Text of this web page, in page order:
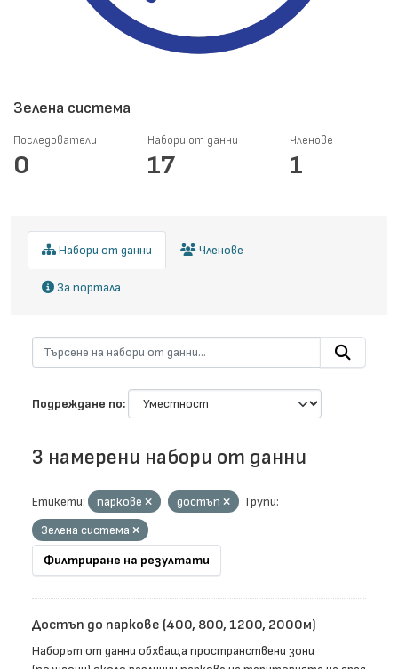
Зелена система
Последователи
0
Набори от данни
17
Членове
1
Набори от данни Членове
За портала
Подреждане по
3 намерени набори от данни
Етикети: паркове достъп
Групи:
Зелена система
Филтриране на резултати
Достъп до паркове (400, 800, 1200, 2000м)
Наборът от данни обхваща пространствени зони